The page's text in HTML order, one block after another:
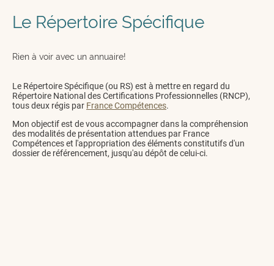
Le Répertoire Spécifique
Rien à voir avec un annuaire!
Le Répertoire Spécifique (ou RS) est à mettre en regard du
Répertoire National des Certifications Professionnelles (RNCP),
tous deux régis par France Compétences.
Mon objectif est de vous accompagner dans la compréhension
des modalités de présentation attendues par France
Compétences et l'appropriation des éléments constitutifs d'un
dossier de référencement, jusqu'au dépôt de celui-ci.